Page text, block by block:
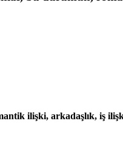
ilişki, arkadaşlık, iş